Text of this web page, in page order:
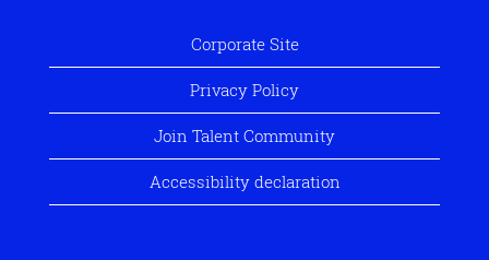
Corporate Site
Privacy Policy
Join Talent Community
Accessibility declaration